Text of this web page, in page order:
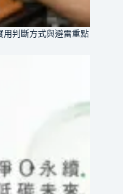
用判斷方式與避雷重點